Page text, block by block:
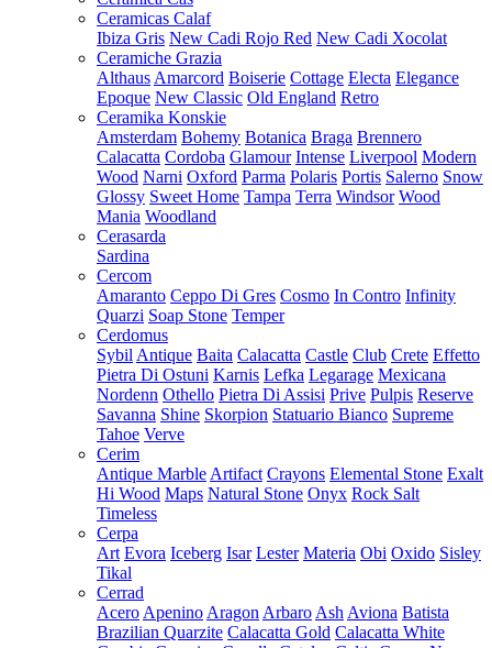
Ceramicas Calaf
Ibiza Gris New Cadi Rojo Red New Cadi Xocolat
Ceramiche Grazia
Althaus Amarcord Boiserie Cottage Electa Elegance
Epoque New Classic Old England Retro
Ceramika Konskie
Amsterdam Bohemy Botanica Braga Brennero
Calacatta Cordoba Glamour Intense Liverpool Modern
Wood Narni Oxford Parma Polaris Portis Salerno Snow
Glossy Sweet Home Tampa Terra Windsor Wood
Mania Woodland
Cerasarda
Sardina
Cercom
Amaranto Ceppo Di Gres Cosmo In Contro Infinity
Quarzi Soap Stone Temper
Cerdomus
Sybil Antique Baita Calacatta Castle Club Crete Effetto
Pietra Di Ostuni Karnis Lefka Legarage Mexicana
Nordenn Othello Pietra Di Assisi Prive Pulpis Reserve
Savanna Shine Skorpion Statuario Bianco Supreme
Tahoe Verve
Cerim
Antique Marble Artifact Crayons Elemental Stone Exalt
Hi Wood Maps Natural Stone Onyx Rock Salt
Timeless
Cerpa
Art Evora Iceberg Isar Lester Materia Obi Oxido Sisley
Tikal
Cerrad
Acero Apenino Aragon Arbaro Ash Aviona Batista
Brazilian Quarzite Calacatta Gold Calacatta White